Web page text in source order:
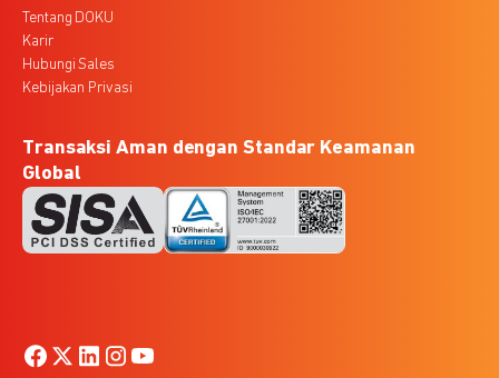
Tentang DOKU
Karir
Hubungi Sales
Kebijakan Privasi
Transaksi Aman dengan Standar Keamanan
Global